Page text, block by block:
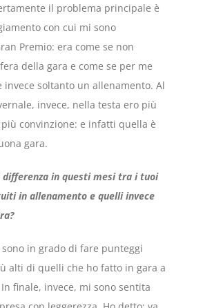
il problema principale è
con cui mi sono
Premio: era come se non
della gara e come se per me
invece soltanto un allenamento. Al
invece, nella testa ero più
più convinzione: e infatti quella è
gara.
differenza in questi mesi tra i tuoi
in allenamento e quelli invece
in grado di fare punteggi
alti di quelli che ho fatto in gara a
finale, invece, mi sono sentita